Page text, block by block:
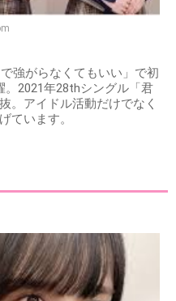
強がらなくてもいい」で初
2021年28thシングル「君
。アイドル活動だけでなく
ています。